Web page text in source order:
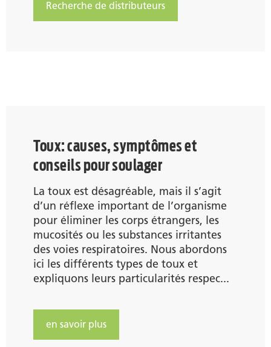
Recherche de distributeurs
Toux: causes, symptômes et
conseils pour soulager
La toux est désagréable, mais il s’agit
d’un réflexe important de l’organisme
pour éliminer les corps étrangers, les
mucosités ou les substances irritantes
des voies respiratoires. Nous abordons
ici les différents types de toux et
expliquons leurs particularités respec...
en savoir plus